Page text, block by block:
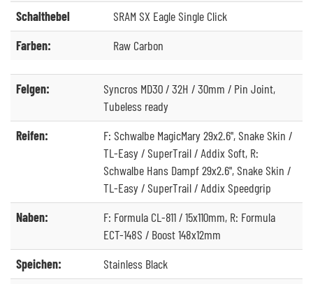
Schalthebel
SRAM SX Eagle Single Click
Farben:
Raw Carbon
Felgen:
Syncros MD30 / 32H / 30mm / Pin Joint,
Tubeless ready
Reifen:
F: Schwalbe MagicMary 29x2.6", Snake Skin /
TL-Easy / SuperTrail / Addix Soft, R:
Schwalbe Hans Dampf 29x2.6", Snake Skin /
TL-Easy / SuperTrail / Addix Speedgrip
Naben:
F: Formula CL-811 / 15x110mm, R: Formula
ECT-148S / Boost 148x12mm
Speichen:
Stainless Black